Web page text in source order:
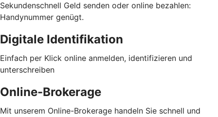
Sekundenschnell Geld senden oder online bezahlen:
Handynummer genügt.
Digitale Identifikation
Einfach per Klick online anmelden, identifizieren und
unterschreiben
Online-Brokerage
Mit unserem Online-Brokerage handeln Sie schnell und